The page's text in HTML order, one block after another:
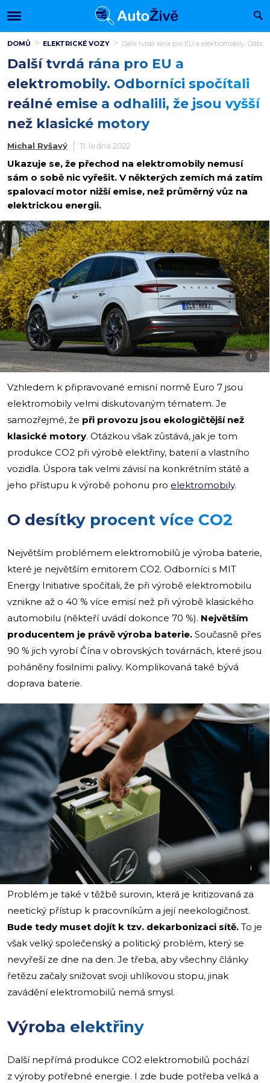
DOMŮ ELEKTRICKÉ VOZY Další tvrdá rána pro EU a elektromobily.
Další tvrdá rána pro EU a
elektromobily. Odborníci spočítali
reálné emise a odhalili, že jsou vyšší
než klasické motory
Michal Ryšavý 11. ledna 2022
Ukazuje se, že přechod na elektromobily nemusí
sám o sobě nic vyřešit. V některých zemích má zatím
spalovací motor nižší emise, než průměrný vůz na
elektrickou energii.
i
Vzhledem k připravované emisní normě Euro 7 jsou
elektromobily velmi diskutovaným tématem. Je
samozřejmé, že při provozu jsou ekologičtější než
klasické motory. Otázkou však zůstává, jak je tom
produkce CO2 při výrobě elektřiny, baterií a vlastního
vozidla. Úspora tak velmi závisí na konkrétním státě a
jeho přístupu k výrobě pohonu pro elektromobily.
O desítky procent více CO2
Největším problémem elektromobilů je výroba baterie,
které je největším emitorem CO2. Odborníci s MIT
Energy Initiative spočítali, že při výrobě elektromobilu
vznikne až o 40 % více emisí než při výrobě klasického
automobilu (někteří uvádí dokonce 70 %). Největším
producentem je právě výroba baterie. Současně přes
90 % jich vyrobí Čína v obrovských továrnách, které jsou
poháněny fosilními palivy. Komplikovaná také bývá
doprava baterie.
i
Problém je také v těžbě surovin, která je kritizovaná za
neetický přístup k pracovníkům a její neekologičnost.
Bude tedy muset dojít k tzv. dekarbonizaci sítě. To je
však velký společenský a politický problém, který se
nevyřeší ze dne na den. Je třeba, aby všechny články
řetězu začaly snižovat svoji uhlíkovou stopu, jinak
zavádění elektromobilů nemá smysl.
Výroba elektřiny
Další nepřímá produkce CO2 elektromobilů pochází
z výroby potřebné energie. I zde bude potřeba velká a